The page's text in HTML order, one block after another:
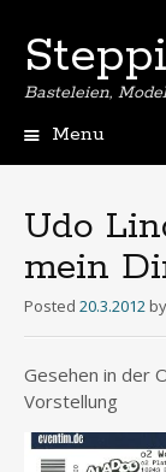
Steppi
Basteleien,
Menu
Udo
mein
Posted 20.3.2012 by
Gesehen in der
Vorstellung